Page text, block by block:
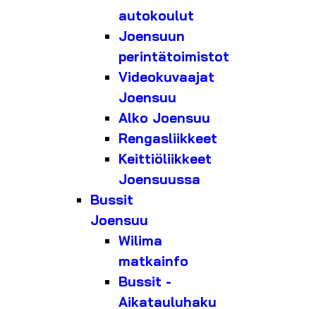
autokoulut
Joensuun
perintätoimistot
Videokuvaajat
Joensuu
Alko Joensuu
Rengasliikkeet
Keittiöliikkeet
Joensuussa
Bussit
Joensuu
Wilima
matkainfo
Bussit -
Aikatauluhaku